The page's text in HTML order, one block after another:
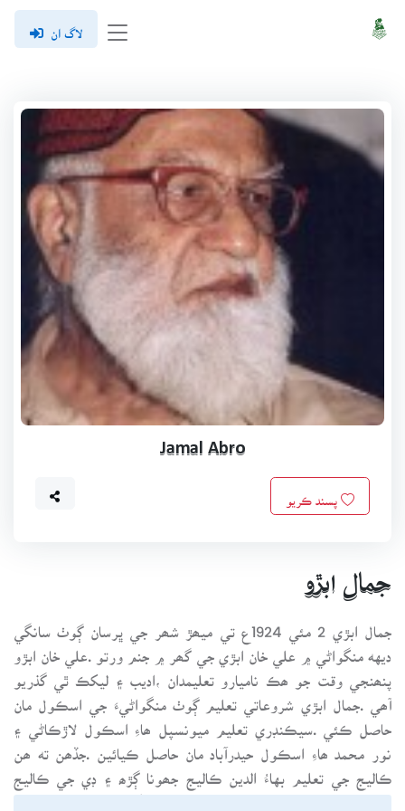
لاگ ان
Jamal Abro
جمال ابڙو
جمال ابڙي 2 مئي 1924ع تي ميھڙ شھر جي ڀرسان ڳوٺ سانگي
ديهه منگواڻي ۾ علي خان ابڙي جي گھر ۾ جنم ورتو .علي خان ابڙو
پنھنجي وقت جو ھڪ ناميارو تعليمدان ،اديب ۽ ليکڪ ٿي گذريو
آھي .جمال ابڙي شروعاتي تعليم ڳوٺ منگواڻيءَ جي اسڪول مان
حاصل ڪئي .سيڪنڊري تعليم ميونسپل ھاءِ اسڪول لاڙڪاڻي ۽
نور محمد ھاءِ اسڪول حيدرآباد مان حاصل ڪيائين .جڏھن ته ھن
ڪاليج جي تعليم بهاءُ الدين ڪاليج جھونا ڳڙھ ۽ ڊي جي ڪاليج
ڪراچيءَ مان حاصل ڪئي .44- 1943ع ۾ بنگال ۾ آيل ڏڪار دوران